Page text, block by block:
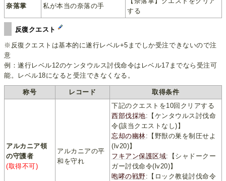
奈落掌 私が本当の奈落の手
する
反復クエスト
※反復クエストは基本的に遂行レベル+5までしか受注できないので注
意
例：遂行レベル12のケンタウルス討伐命令はレベル17までなら受注可
能。レベル18になると受注できなくなる。
称号 レコード 取得条件
アルカニア領
の守護者
(取得不可)
アルカニアの平
和を守れ
下記のクエストを10回クリアする
西部伐採地:【ケンタウルス討伐命
令(該当クエストなし)】
忘却の幽林:【野獣の巣を制圧せよ
(lv20)】
フキアン保護区域:【シャドークー
ガー討伐命令(lv20)】
咆哮の戦野:【ロック教徒討伐命令